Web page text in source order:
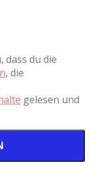
dass du die
, die
gelesen und